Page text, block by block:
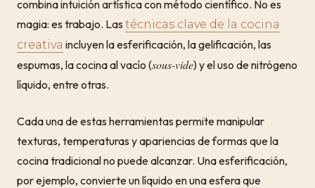
combina intuición artística con método científico. No es
magia: es trabajo. Las técnicas clave de la cocina
creativa incluyen la esferificación, la gelificación, las
espumas, la cocina al vacío (sous-vide) y el uso de nitrógeno
líquido, entre otras.
Cada una de estas herramientas permite manipular
texturas, temperaturas y apariencias de formas que la
cocina tradicional no puede alcanzar. Una esferificación,
por ejemplo, convierte un líquido en una esfera que